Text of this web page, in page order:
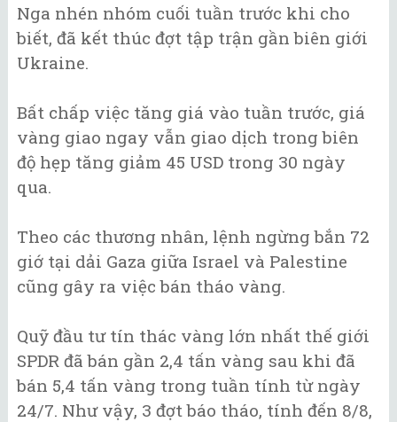
Nga nhén nhóm cuối tuần trước khi cho
biết, đã kết thúc đợt tập trận gần biên giới
Ukraine.
Bất chấp việc tăng giá vào tuần trước, giá
vàng giao ngay vẫn giao dịch trong biên
độ hẹp tăng giảm 45 USD trong 30 ngày
qua.
Theo các thương nhân, lệnh ngừng bắn 72
giớ tại dải Gaza giữa Israel và Palestine
cũng gây ra việc bán tháo vàng.
Quỹ đầu tư tín thác vàng lớn nhất thế giới
SPDR đã bán gần 2,4 tấn vàng sau khi đã
bán 5,4 tấn vàng trong tuần tính từ ngày
24/7. Như vậy, 3 đợt báo tháo, tính đến 8/8,